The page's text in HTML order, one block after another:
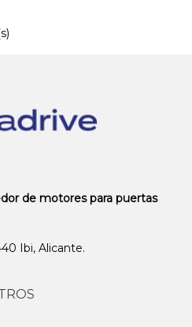
de motores para puertas
Ibi, Alicante.